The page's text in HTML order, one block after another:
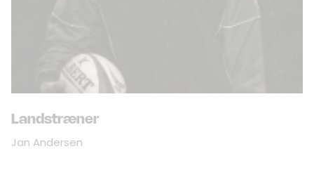
Landstræner
Jan Andersen